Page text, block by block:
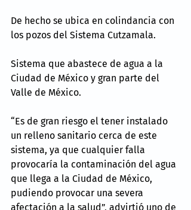
De hecho se ubica en colindancia con
los pozos del Sistema Cutzamala.
Sistema que abastece de agua a la
Ciudad de México y gran parte del
Valle de México.
“Es de gran riesgo el tener instalado
un relleno sanitario cerca de este
sistema, ya que cualquier falla
provocaría la contaminación del agua
que llega a la Ciudad de México,
pudiendo provocar una severa
afectación a la salud”, advirtió uno de